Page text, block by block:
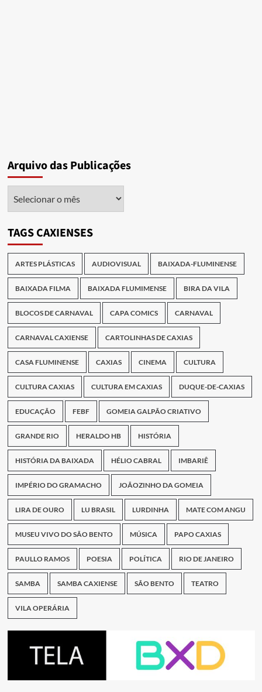
Arquivo das Publicações
TAGS CAXIENSES
ARTES PLÁSTICAS AUDIOVISUAL BAIXADA-FLUMINENSE
BAIXADA FILMA BAIXADA FLUMIMENSE BIRA DA VILA
BLOCOS DE CARNAVAL CAPA COMICS CARNAVAL
CARNAVAL CAXIENSE CARTOLINHAS DE CAXIAS
CASA FLUMINENSE CAXIAS CINEMA CULTURA
CULTURA CAXIAS CULTURA EM CAXIAS DUQUE-DE-CAXIAS
EDUCAÇÃO FEBF GOMEIA GALPÃO CRIATIVO
GRANDE RIO HERALDO HB HISTÓRIA
HISTÓRIA DA BAIXADA HÉLIO CABRAL IMBARIÊ
IMPÉRIO DO GRAMACHO JOÃOZINHO DA GOMEIA
LIRA DE OURO LU BRASIL LURDINHA MATE COM ANGU
MUSEU VIVO DO SÃO BENTO MÚSICA PAPO CAXIAS
PAULLO RAMOS POESIA POLÍTICA RIO DE JANEIRO
SAMBA SAMBA CAXIENSE SÃO BENTO TEATRO
VILA OPERÁRIA